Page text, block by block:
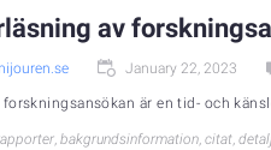
av
January 22, 2023
är en tid- och
, bakgrundsinformation, citat,